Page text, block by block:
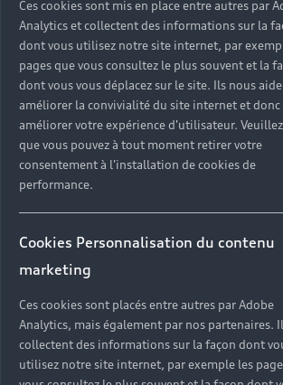
quattro arrière. Avec un réglage plus
ressorts et des amortisseurs et un
véhicule de 15 mm, le contact avec la
direct, l’expérience de conduite plus
Audi Q8 e-
et Q8
concentrés
Ces cookies sont mis en place entre autres par
Analytics et collectent des informations sur la
dont vous utilisez notre site internet, par
pages que vous consultez le plus souvent et la
dont vous vous déplacez sur le site. Ils nous
améliorer la convivialité du site internet et donc
améliorer votre expérience d'utilisateur.
que vous pouvez à tout moment retirer votre
consentement à l'installation de cookies de
performance.
Cookies Personnalisation du contenu
marketing
Ces cookies sont placés entre autres par Adobe
Analytics, mais également par nos partenaires.
collectent des informations sur la façon dont
utilisez notre site internet, par exemple les